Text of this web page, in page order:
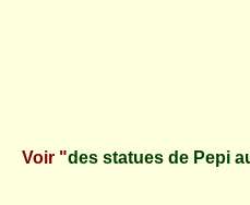
Voir "des statues de Pepi